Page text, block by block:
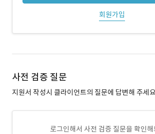
회원가입
사전 검증 질문
지원서 작성시 클라이언트의 질문에 답변해 주세
로그인해서 사전 검증 질문을 확인해